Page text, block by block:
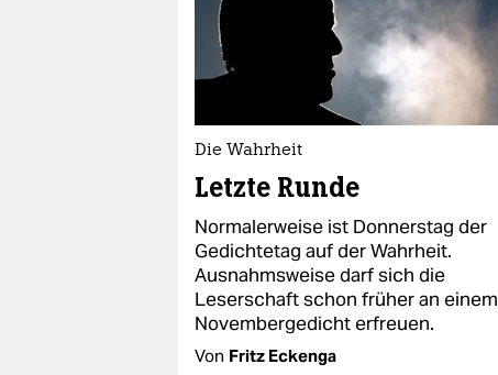
Die Wahrheit
Letzte Runde
Normalerweise ist Donnerstag der
Gedichtetag auf der Wahrheit.
Ausnahmsweise darf sich die
Leserschaft schon früher an einem
Novembergedicht erfreuen.
Von Fritz Eckenga